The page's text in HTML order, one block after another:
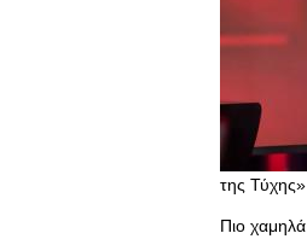
της Τύχης»
Πιο